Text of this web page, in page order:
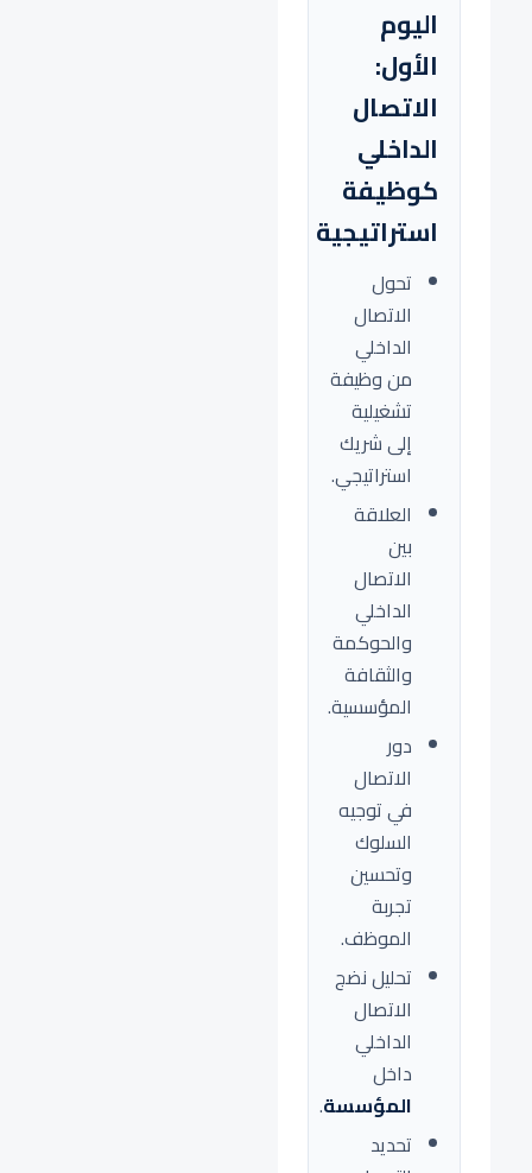
اليوم
الأول:
الاتصال
الداخلي
كوظيفة
استراتيجية
تحول
الاتصال
الداخلي
من وظيفة
تشغيلية
إلى شريك
استراتيجي.
العلاقة
بين
الاتصال
الداخلي
والحوكمة
والثقافة
المؤسسية.
دور
الاتصال
في توجيه
السلوك
وتحسين
تجربة
الموظف.
تحليل نضج
الاتصال
الداخلي
داخل
المؤسسة.
تحديد